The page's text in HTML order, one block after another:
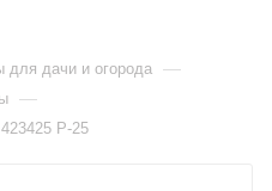
для дачи и огорода —
—
P-25